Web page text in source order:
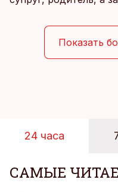
Рабочие дни
ответственностью,
потоком
организовывать,
Показать
24 часа
САМЫЕ